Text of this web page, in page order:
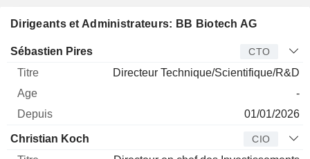
Dirigeants et Administrateurs: BB Biotech AG
Dirigeant Titre Age
Sébastien Pires CTO
Directeur Technique/Scientifique/R&D
-
01/01/2026
Christian Koch CIO